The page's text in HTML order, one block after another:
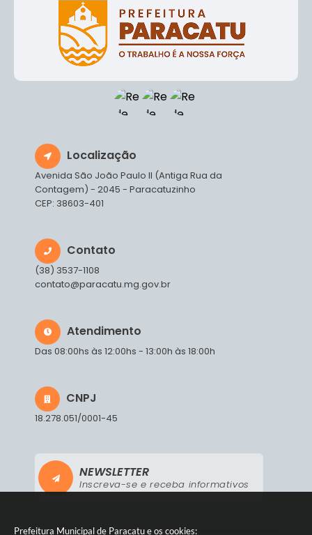
Prefeitura Municipal de Paracatu e os cookies:
Localização
Avenida São João Paulo II (Antiga Rua da
Contagem) - 2045 - Paracatuzinho
CEP: 38603-401
Contato
(38) 3537-1108
contato@paracatu.mg.gov.br
Atendimento
Das 08:00hs às 12:00hs - 13:00h às 18:00h
CNPJ
18.278.051/0001-45
NEWSLETTER
Inscreva-se e receba informativos